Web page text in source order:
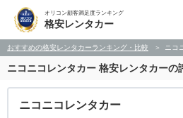
オリコン顧客満足度ランキング
格安レンタカー
おすすめの格安レンタカーランキング・比較 ニコ
ニコニコレンタカー 格安レンタカーの
ニコニコレンタカー